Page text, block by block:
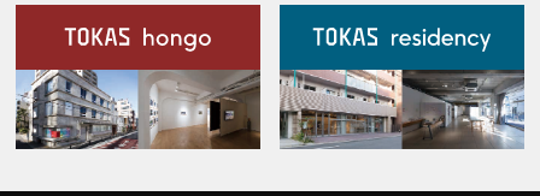
施設案内
Our Facilities